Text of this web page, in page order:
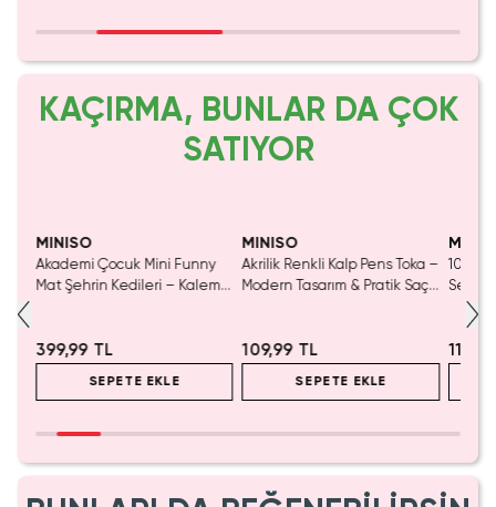
KAÇIRMA, BUNLAR DA ÇOK
SATIYOR
MINISO
Akademi Çocuk Mini Funny
Mat Şehrin Kedileri – Kalemli
399,99 TL
SEPETE EKLE
MINISO
Akrilik Renkli Kalp Pens Toka –
Modern Tasarım & Pratik Saç
109,99 TL
SEPETE EKLE
10'Lu
Seti –
Dokulu